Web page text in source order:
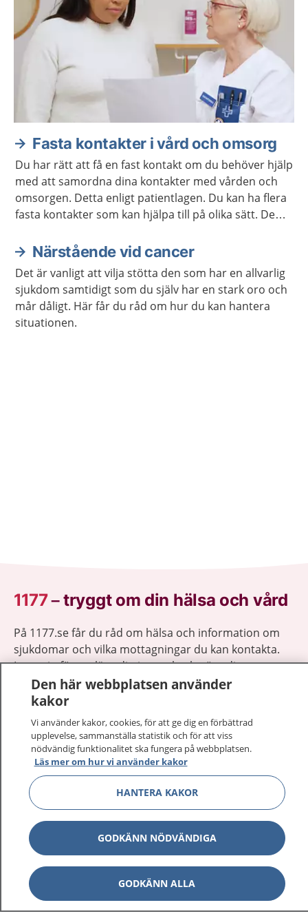
Fasta kontakter i vård och omsorg
Du har rätt att få en fast kontakt om du behöver hjälp
med att samordna dina kontakter med vården och
omsorgen. Detta enligt patientlagen. Du kan ha flera
fasta kontakter som kan hjälpa till på olika sätt. De
vård och omsorg.
Närstående vid cancer
Det är vanligt att vilja stötta den som har en allvarlig
sjukdom samtidigt som du själv har en stark oro och
mår dåligt. Här får du råd om hur du kan hantera
situationen.
1177–tryggt om din hälsa och vård
På 1177.se får du råd om hälsa och information om
sjukdomar och vilka mottagningar du kan kontakta.
Logga in för att läsa din journal och göra dina
vårdärenden. Ring telefonnummer 1177 för
sjukvårdsrådgivning dygnet runt.
1177 ger dig råd när du vill må bättre.
1177 på flera språk Visa
Om 1177 Visa
Kontakt Visa
Den här webbplatsen använder
kakor
Vi använder kakor, cookies, för att ge dig en förbättrad
upplevelse, sammanställa statistik och för att viss
nödvändig funktionalitet ska fungera på webbplatsen.
Läs mer om hur vi använder kakor
HANTERA KAKOR
GODKÄNN NÖDVÄNDIGA
GODKÄNN ALLA